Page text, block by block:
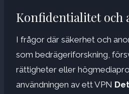
Konfidentialitet och
I frågor där säkerhet och
som bedrägeriforskning,
rättigheter eller
användningen av ett VPN